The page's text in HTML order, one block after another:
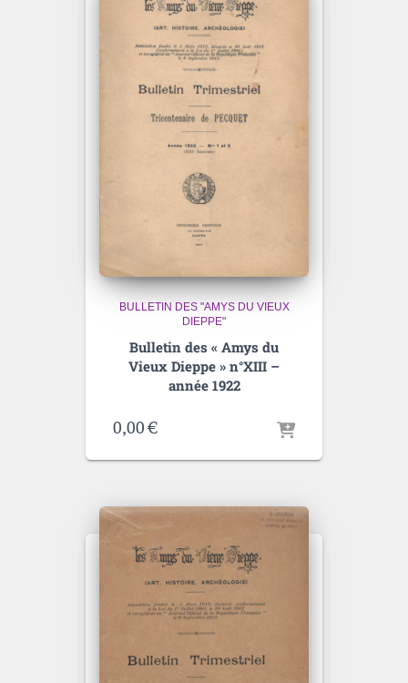
BULLETIN DES "AMYS DU VIEUX
DIEPPE"
Bulletin des « Amys du
Vieux Dieppe » n°XIII –
année 1922
0,00€